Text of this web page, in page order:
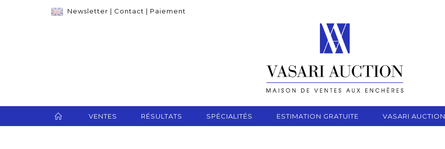
Newsletter | Contact | Paiement
VENTES RÉSULTATS SPÉCIALITÉS ESTIMATION GRATUITE VASARI AUCTION